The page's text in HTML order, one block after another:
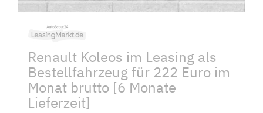
Renault Koleos im Leasing als
Bestellfahrzeug für 222 Euro im
Monat brutto [6 Monate
Lieferzeit]